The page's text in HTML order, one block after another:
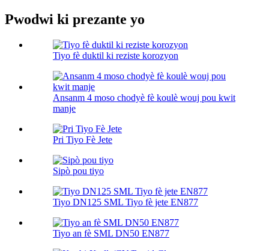
Pwodwi ki prezante yo
Tiyo fè duktil ki reziste korozyon
Ansanm 4 moso chodyè fè koulè wouj pou kwit
manje
Pri Tiyo Fè Jete
Sipò pou tiyo
Tiyo DN125 SML Tiyo fè jete EN877
Tiyo an fè SML DN50 EN877